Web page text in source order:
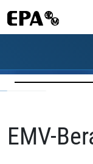
EMV-